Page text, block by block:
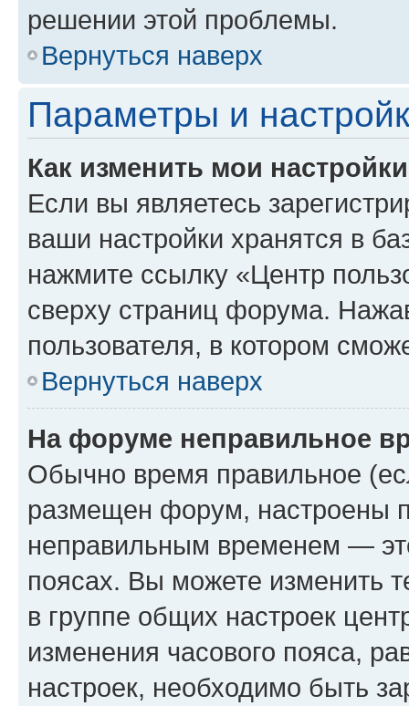
решении этой проблемы.
Вернуться наверх
Параметры и
Как изменить мои
Если вы являетесь
ваши настройки хранятся в
нажмите ссылку «Центр
сверху страниц форума.
пользователя, в котором
Вернуться наверх
На форуме неправильное
Обычно время правильное
размещен форум, настроены
неправильным временем —
поясах. Вы можете изменить
в группе общих настроек
изменения часового пояса,
настроек, необходимо быть